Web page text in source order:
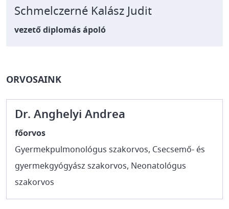
Schmelczerné Kalász Judit
vezető diplomás ápoló
ORVOSAINK
Dr. Anghelyi Andrea
főorvos
Gyermekpulmonológus szakorvos, Csecsemő- és
gyermekgyógyász szakorvos, Neonatológus
szakorvos